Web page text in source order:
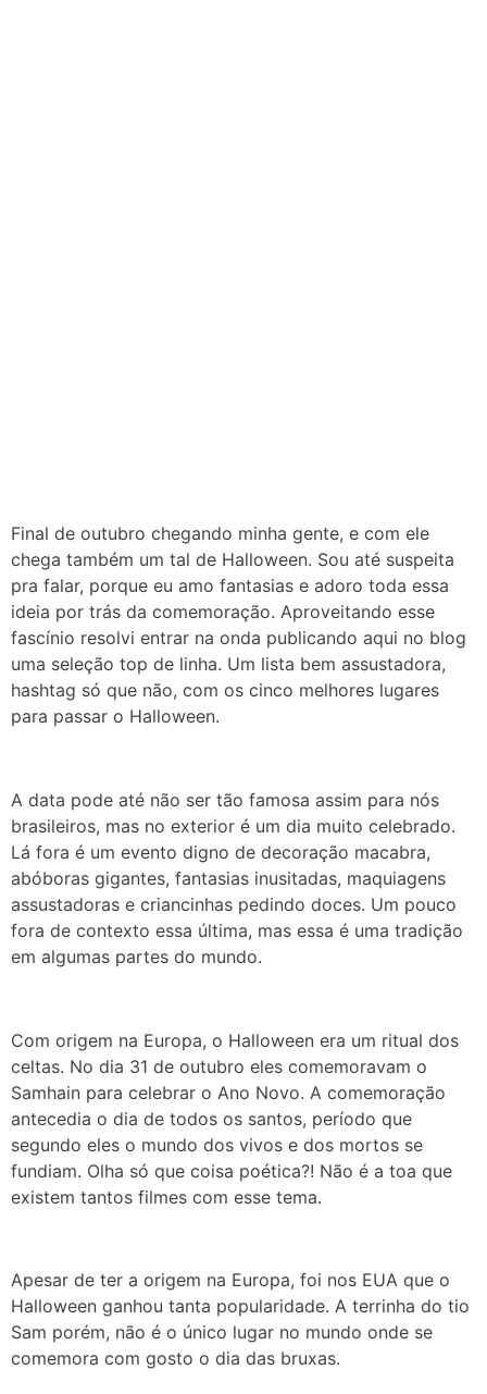
Final de outubro chegando minha gente, e com ele
chega também um tal de Halloween. Sou até suspeita
pra falar, porque eu amo fantasias e adoro toda essa
ideia por trás da comemoração. Aproveitando esse
fascínio resolvi entrar na onda publicando aqui no blog
uma seleção top de linha. Um lista bem assustadora,
hashtag só que não, com os cinco melhores lugares
para passar o Halloween.
A data pode até não ser tão famosa assim para nós
brasileiros, mas no exterior é um dia muito celebrado.
Lá fora é um evento digno de decoração macabra,
abóboras gigantes, fantasias inusitadas, maquiagens
assustadoras e criancinhas pedindo doces. Um pouco
fora de contexto essa última, mas essa é uma tradição
em algumas partes do mundo.
Com origem na Europa, o Halloween era um ritual dos
celtas. No dia 31 de outubro eles comemoravam o
Samhain para celebrar o Ano Novo. A comemoração
antecedia o dia de todos os santos, período que
segundo eles o mundo dos vivos e dos mortos se
fundiam. Olha só que coisa poética?! Não é a toa que
existem tantos filmes com esse tema.
Apesar de ter a origem na Europa, foi nos EUA que o
Halloween ganhou tanta popularidade. A terrinha do tio
Sam porém, não é o único lugar no mundo onde se
comemora com gosto o dia das bruxas.